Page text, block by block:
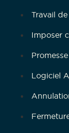
Travail
Imposer
Logiciel